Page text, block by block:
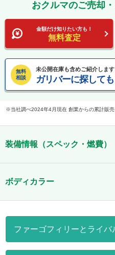
おクルマのご売却
金額だけ知りたい方も！
無料査定
無料
相談
未公開在庫も含めご紹介します
ガリバーに探しても
当社調べ2024年4月現在 創業からの累計販
装備情報（スペック・燃費）
ボディカラー
ファーゴフィリーとライバ